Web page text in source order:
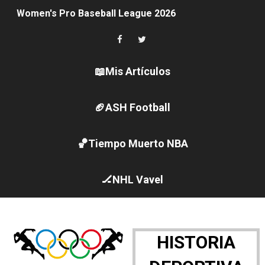
Women's Pro Baseball League 2026
Campeonato de Europa en aguas abiertas 2026
Campeonato de Europa de pentatlón moderno 2026
Canadá Open 2026
Mundial de MotoGP 2026 - GP Gran Bretaña
Canadian Elite Basketball League 2026 - Playoffs
Campeonato de Europa de high diving 2026 (París,
WWE NXT - Myles Borne y Tavion Heights ponen fin
📖Mis Artículos
🏈ASH Football
🏀Tiempo Muerto NBA
🏒NHL Vavel
HISTORIA